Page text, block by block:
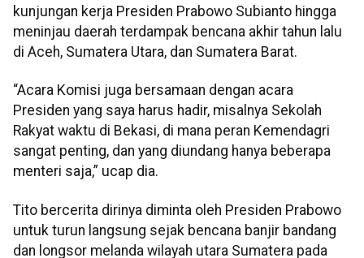
kunjungan kerja Presiden Prabowo Subianto hingga
meninjau daerah terdampak bencana akhir tahun lalu
di Aceh, Sumatera Utara, dan Sumatera Barat.
“Acara Komisi juga bersamaan dengan acara
Presiden yang saya harus hadir, misalnya Sekolah
Rakyat waktu di Bekasi, di mana peran Kemendagri
sangat penting, dan yang diundang hanya beberapa
menteri saja,” ucap dia.
Tito bercerita dirinya diminta oleh Presiden Prabowo
untuk turun langsung sejak bencana banjir bandang
dan longsor melanda wilayah utara Sumatera pada